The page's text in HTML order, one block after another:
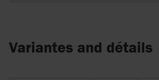
Variantes and détails